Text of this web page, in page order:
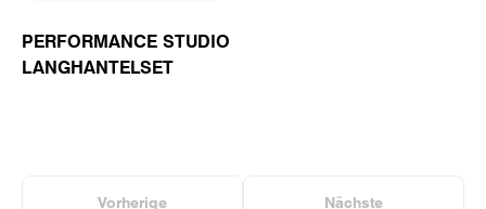
PERFORMANCE STUDIO
LANGHANTELSET
Vorherige Nächste